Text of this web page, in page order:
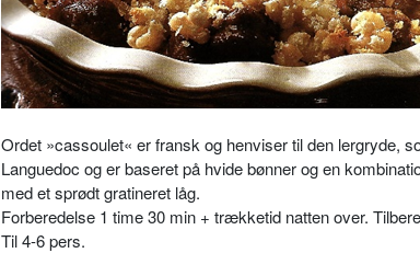
Ordet »cassoulet« er fransk og henviser til den lergryde,
Languedoc og er baseret på hvide bønner og en
med et sprødt gratineret låg.
Forberedelse 1 time 30 min + trækketid natten over.
Til 4-6 pers.